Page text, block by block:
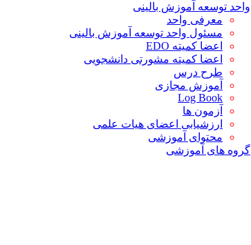
واحد توسعه آموزش بالینی
معرفی واحد
مسئول واحد توسعه آموزش بالینی
اعضا کمیته EDO
اعضا کمیته مشورتی دانشجویی
طرح درس
آموزش مجازی
Log Book
آزمون ها
ارزشیابی اعضای هیات علمی
محتوای آموزشی
گروه های آموزشی